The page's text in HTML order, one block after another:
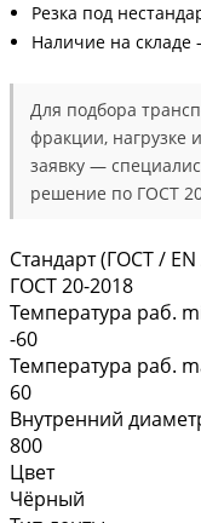
Резка под
Наличие на
Для подбора
фракции, нагрузке
заявку —
решение по ГОСТ
Стандарт (ГОСТ / EN
ГОСТ 20-2018
Температура раб.
-60
Температура раб.
60
Внутренний
800
Цвет
Чёрный